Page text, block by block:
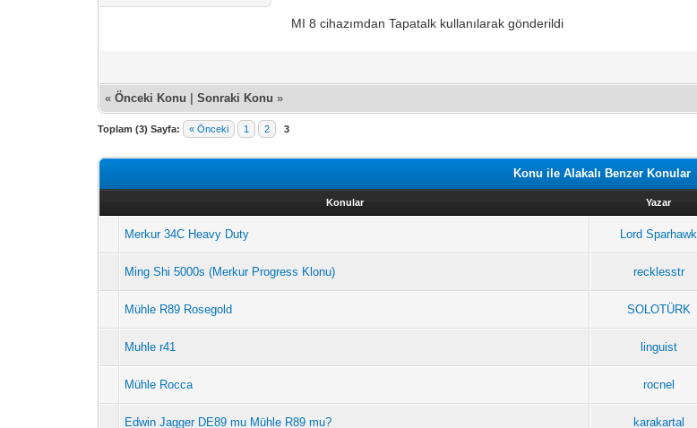
MI 8 cihazımdan Tapatalk kullanılarak gönderildi
«Önceki Konu |Sonraki Konu »
Toplam (3) Sayfa: « Önceki 1 2 3
Konu ile Alakalı Benzer Konular
Konular Yazar
Merkur 34C Heavy Duty Lord Sparhawk
Ming Shi 5000s (Merkur Progress Klonu) recklesstr
Mühle R89 Rosegold SOLOTÜRK
Muhle r41 linguist
Mühle Rocca rocnel
Edwin Jagger DE89 mu Mühle R89 mu? karakartal